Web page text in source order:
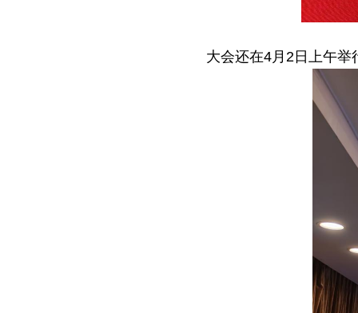
大会还在4月 2日上午举